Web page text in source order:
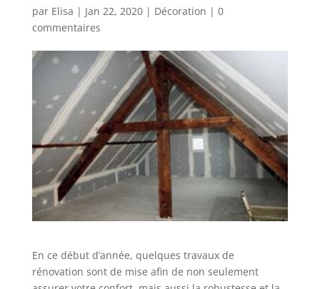
par Elisa | Jan 22, 2020| Décoration | 0
commentaires
En ce début d’année, quelques travaux de
rénovation sont de mise afin de non seulement